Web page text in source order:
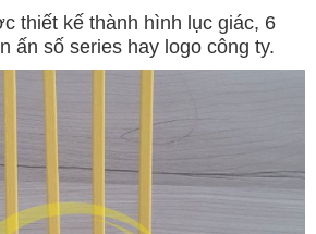
thiết kế thành hình lục giác, 6
ấn số series hay logo công ty.